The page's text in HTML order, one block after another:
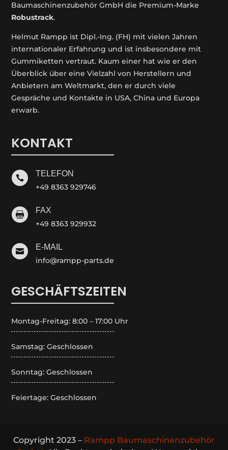
Baumaschinenzubehör GmbH die Premium-Marke
Robustrack.
Helmut Rampp ist Dipl.-Ing. (FH) mit vielen Jahren
internationaler Erfahrung und ist insbesondere mit
Gummiketten vertraut. Kaum einer hat wie er den
Überblick über eine Vielzahl von Herstellern und
Anbietern am Weltmarkt, den er durch viele
Gespräche und Kontakte in USA, China und Europa
erwarb.
KONTAKT
 TELEFON
+49 8363 929746
 FAX
+49 8363 929932
 E-MAIL
info@rampp-parts.de
GESCHÄFTSZEITEN
Montag-Freitag: 8:00 – 17:00 Uhr
Samstag: Geschlossen
Sonntag: Geschlossen
Feiertage: Geschlossen
Copyright 2023 – Rampp Baumaschinenzubehör